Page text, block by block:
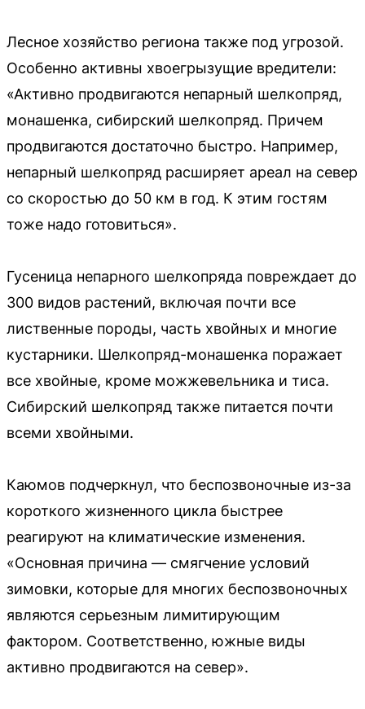
Лесное хозяйство региона также под угрозой.
Особенно активны хвоегрызущие вредители:
«Активно продвигаются непарный шелкопряд,
монашенка, сибирский шелкопряд. Причем
продвигаются достаточно быстро. Например,
непарный шелкопряд расширяет ареал на север
со скоростью до 50 км в год. К этим гостям
тоже надо готовиться».
Гусеница непарного шелкопряда повреждает до
300 видов растений, включая почти все
лиственные породы, часть хвойных и многие
кустарники. Шелкопряд-монашенка поражает
все хвойные, кроме можжевельника и тиса.
Сибирский шелкопряд также питается почти
всеми хвойными.
Каюмов подчеркнул, что беспозвоночные из-за
короткого жизненного цикла быстрее
реагируют на климатические изменения.
«Основная причина — смягчение условий
зимовки, которые для многих беспозвоночных
являются серьезным лимитирующим
фактором. Соответственно, южные виды
активно продвигаются на север».